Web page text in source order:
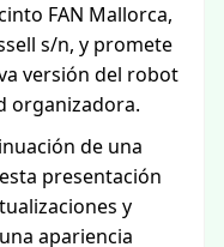
FAN Mallorca,
s/n, y promete
versión del robot
organizadora.
de una
presentación
y
apariencia